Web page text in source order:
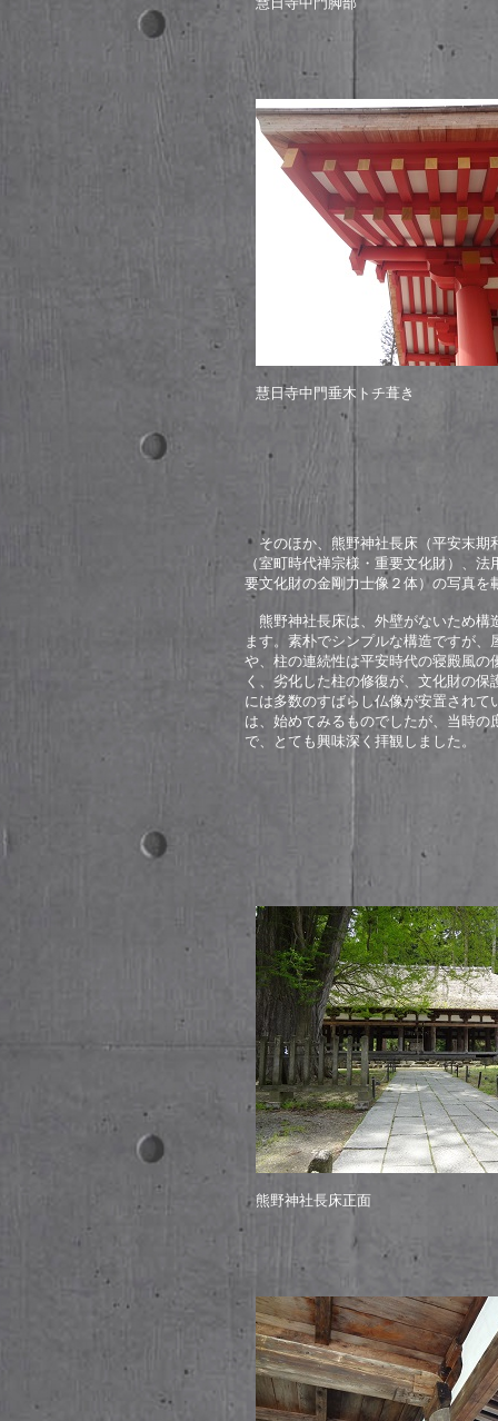
熊野神社長床正面
慧日寺中門垂木トチ葺き
そのほか、熊野神社長床（平安末期
（室町時代禅宗様・重要文化財）、
要文化財の金剛力士像２体）の写真を
熊野神社長床は、外壁がないため構
ます。素朴でシンプルな構造ですが
や、柱の連続性は平安時代の寝殿風
く、劣化した柱の修復が、文化財の
には多数のすばらし仏像が安置され
は、始めてみるものでしたが、当時
で、とても興味深く拝観しました。